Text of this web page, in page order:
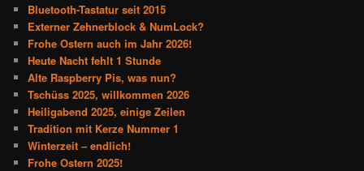
Bluetooth-Tastatur seit 2015
Externer Zehnerblock & NumLock?
Frohe Ostern auch im Jahr 2026!
Heute Nacht fehlt 1 Stunde
Alte Raspberry Pis, was nun?
Tschüss 2025, willkommen 2026
Heiligabend 2025, einige Zeilen
Tradition mit Kerze Nummer 1
Winterzeit – endlich!
Frohe Ostern 2025!